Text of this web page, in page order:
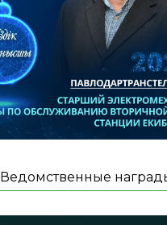
Ведомственные